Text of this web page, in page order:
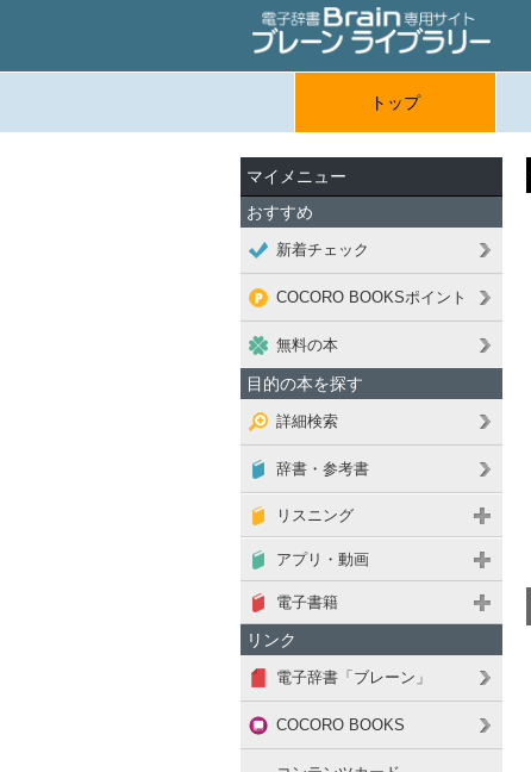
トップ
マイメニュー
おすすめ
新着チェック
COCORO BOOKSポイント
無料の本
目的の本を探す
詳細検索
辞書・参考書
リスニング
アプリ・動画
電子書籍
リンク
電子辞書「ブレーン」
COCORO BOOKS